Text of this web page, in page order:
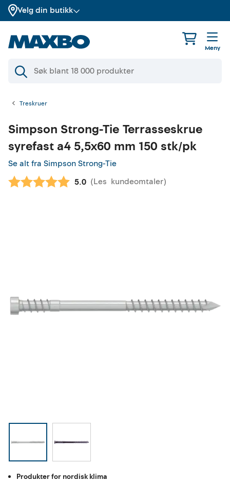
Velg din butikk
Meny
Treskruer
Simpson Strong-Tie Terrasseskrue
syrefast a4 5,5x60 mm 150 stk/pk
Se alt fra Simpson Strong-Tie
Gjennomsnittskarakter:
5.0 (Les kundeomtaler)
Produkter for nordisk klima